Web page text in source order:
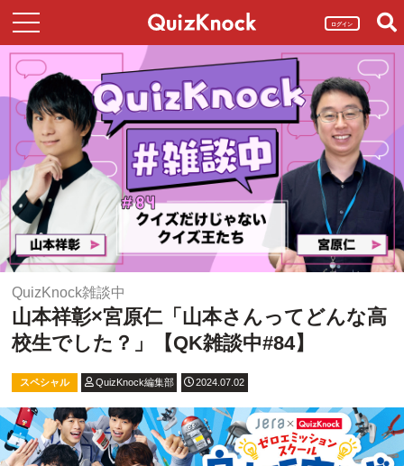
ログイン
QuizKnock雑談中
山本祥彰×宮原仁「山本さんってどんな高
校生でした？」【QK雑談中#84】
スペシャル QuizKnock編集部 2024.07.02